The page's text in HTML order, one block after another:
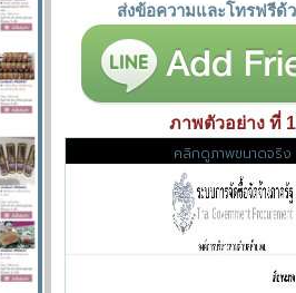
ส่งข้อความและโทรฟรีด้
ภาพตัวอย่าง ที่ 1
คลิกดูภาพขนาดจริง